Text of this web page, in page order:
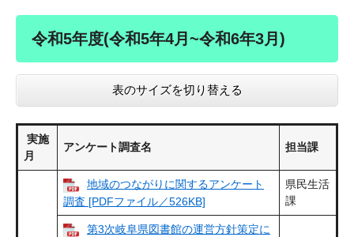
令和5年度(令和5年4月~令和6年3月)
表のサイズを切り替える
実施
月
アンケート調査名 担当課
地域のつながりに関するアンケート
調査 [PDFファイル／526KB]
県民生活
課
第3次岐阜県図書館の運営方針策定に